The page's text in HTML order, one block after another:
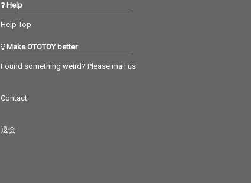
Help
Help Top
Make OTOTOY better
Found something weird? Please mail us
Contact
退会